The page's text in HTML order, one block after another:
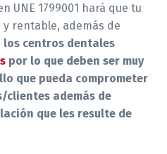
UNE 1799001 hará que tu
y rentable, además de
los centros dentales
por lo que deben ser muy
que pueda comprometer
clientes además de
que les resulte de